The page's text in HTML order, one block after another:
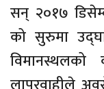
सन् २०१७
को सुरुमा